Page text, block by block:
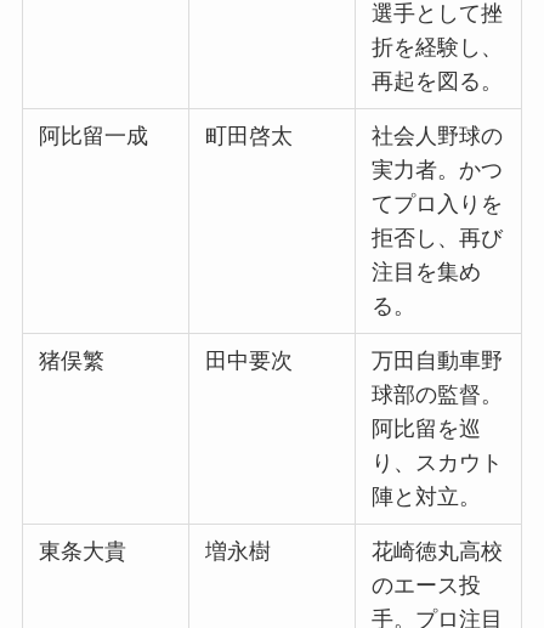
選手として挫
折を経験し、
再起を図る。
阿比留一成 町田啓太
社会人野球の
実力者。かつ
てプロ入りを
拒否し、再び
注目を集め
る。
猪俣繁 田中要次
万田自動車野
球部の監督。
阿比留を巡
り、スカウト
陣と対立。
東条大貴 増永樹
花崎徳丸高校
のエース投
手。プロ注目